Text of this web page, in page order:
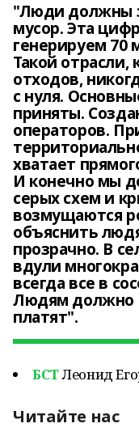
"Люди должны
мусор. Эта
генерируем 70
Такой отрасли,
отходов,
с нуля.
приняты.
операторов.
хватает
И конечно мы
серых схем и
возмущаются
объяснить
прозрачно. В
вдули
всегда все в
Людям должно
платят".
БСТЛеонид
Читайте нас